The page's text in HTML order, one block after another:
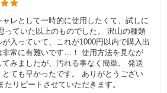
ャレとして一時的に使用したくて、試しに
っていた以上のものでした。 沢山の種類
が入っていて、これが1000円以内で購入出
非常に有難いです…！ 使用方法を見なが
てみましたが、汚れる事なく簡単。 発送
とても早かったです。 ありがとうござい
たリピートさせていただきます。